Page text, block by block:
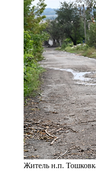
Житель н.п.